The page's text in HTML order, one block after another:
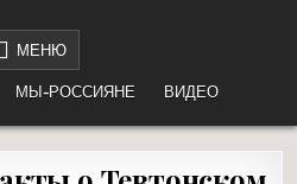
МЕНЮ
МЫ-РОССИЯНЕ ВИДЕО